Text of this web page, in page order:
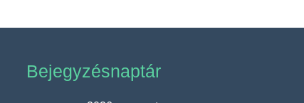
Bejegyzésnaptár